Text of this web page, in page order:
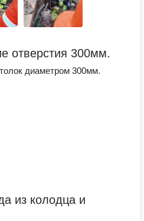
отверстия 300мм.
диаметром 300мм.
из колодца и